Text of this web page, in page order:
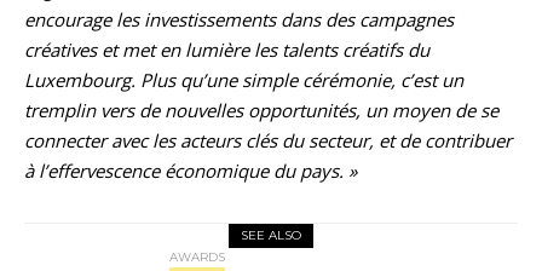
encourage les investissements dans des campagnes
créatives et met en lumière les talents créatifs du
Luxembourg. Plus qu’une simple cérémonie, c’est un
tremplin vers de nouvelles opportunités, un moyen de se
connecter avec les acteurs clés du secteur, et de contribuer
à l’effervescence économique du pays. »
SEE ALSO
AWARDS